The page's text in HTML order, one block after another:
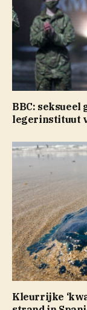
BBC:
legerinstituut
Kleurrijke